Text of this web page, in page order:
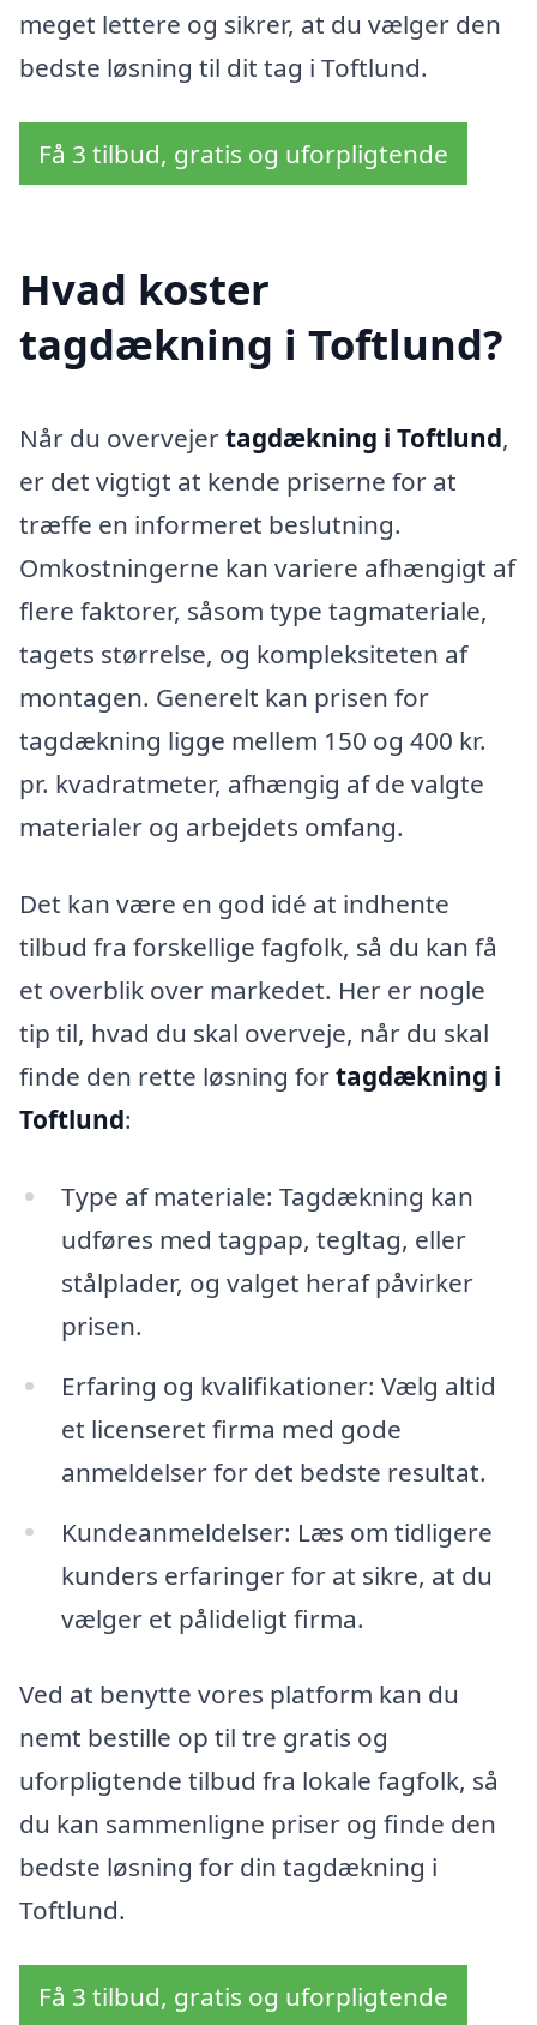
meget lettere og sikrer, at du vælger den
bedste løsning til dit tag i Toftlund.
Få 3 tilbud, gratis og uforpligtende
Hvad koster
tagdækning i Toftlund?
Når du overvejertagdækning i Toftlund,
er det vigtigt at kende priserne for at
træffe en informeret beslutning.
Omkostningerne kan variere afhængigt af
flere faktorer, såsom type tagmateriale,
tagets størrelse, og kompleksiteten af
montagen. Generelt kan prisen for
tagdækning ligge mellem 150 og 400 kr.
pr. kvadratmeter, afhængig af de valgte
materialer og arbejdets omfang.
Det kan være en god idé at indhente
tilbud fra forskellige fagfolk, så du kan få
et overblik over markedet. Her er nogle
tip til, hvad du skal overveje, når du skal
finde den rette løsning fortagdækning i
Toftlund:
Type af materiale: Tagdækning kan
udføres med tagpap, tegltag, eller
stålplader, og valget heraf påvirker
prisen.
Erfaring og kvalifikationer: Vælg altid
et licenseret firma med gode
anmeldelser for det bedste resultat.
Kundeanmeldelser: Læs om tidligere
kunders erfaringer for at sikre, at du
vælger et pålideligt firma.
Ved at benytte vores platform kan du
nemt bestille op til tre gratis og
uforpligtende tilbud fra lokale fagfolk, så
du kan sammenligne priser og finde den
bedste løsning for din tagdækning i
Toftlund.
Få 3 tilbud, gratis og uforpligtende